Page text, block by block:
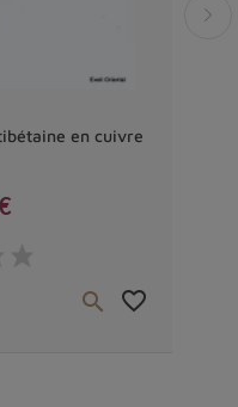
en cuivre
 favorite_border